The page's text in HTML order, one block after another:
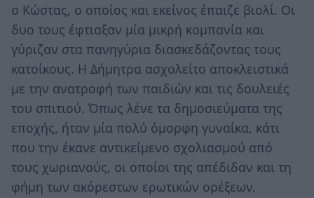
ο Κώστας, ο οποίος και εκείνος έπαιζε βιολί. Οι
δυο τους έφτιαξαν μία μικρή κομπανία και
γύριζαν στα πανηγύρια διασκεδάζοντας τους
κατοίκους. Η Δήμητρα ασχολείτο αποκλειστικά
με την ανατροφή των παιδιών και τις δουλειές
του σπιτιού. Όπως λένε τα δημοσιεύματα της
εποχής, ήταν μία πολύ όμορφη γυναίκα, κάτι
που την έκανε αντικείμενο σχολιασμού από
τους χωριανούς, οι οποίοι της απέδιδαν και τη
φήμη των ακόρεστων ερωτικών ορέξεων.